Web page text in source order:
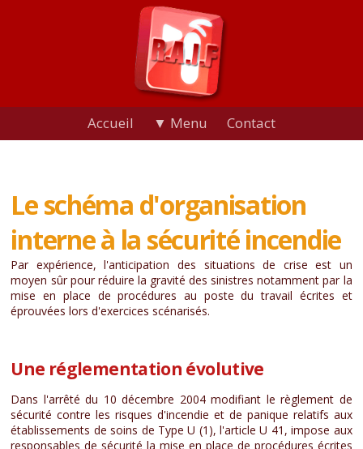
Accueil ▼ Menu Contact
Le schéma d'organisation
interne à la sécurité incendie
Par expérience, l'anticipation des situations de crise est un
moyen sûr pour réduire la gravité des sinistres notamment par la
mise en place de procédures au poste du travail écrites et
éprouvées lors d'exercices scénarisés.
Une réglementation évolutive
Dans l'arrêté du 10 décembre 2004 modifiant le règlement de
sécurité contre les risques d'incendie et de panique relatifs aux
établissements de soins de Type U (1), l'article U 41, impose aux
responsables de sécurité la mise en place de procédures écrites